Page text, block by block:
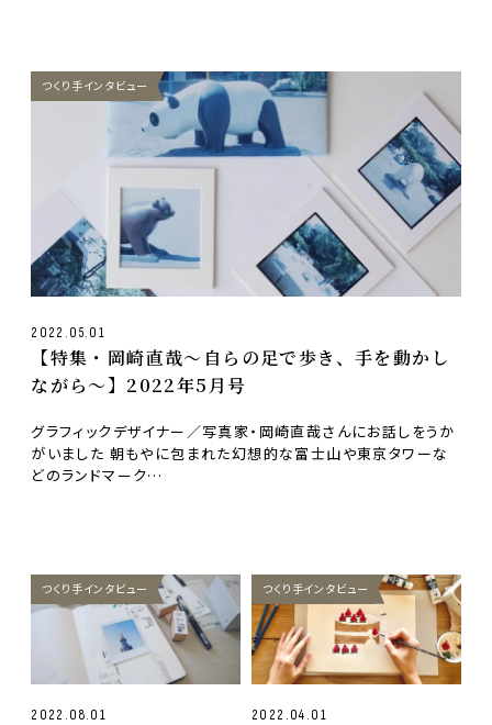
つくり手インタビュー
2022.05.01
【特集・岡崎直哉〜自らの足で歩き、手を動かし
ながら〜】2022年5月号
グラフィックデザイナー／写真家・岡崎直哉さんにお話しをうか
がいました 朝もやに包まれた幻想的な富士山や東京タワーな
どのランドマーク…
つくり手インタビュー
2022.08.01
つくり手インタビュー
2022.04.01